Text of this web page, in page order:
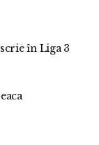
în Liga 3